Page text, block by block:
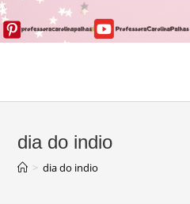
dia do indio
> dia do indio